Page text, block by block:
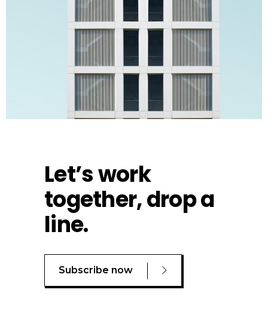
Let’s work
together, drop a
line.
Subscribe now